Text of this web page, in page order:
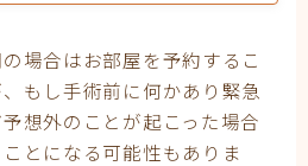
場合はお部屋を予約するこ
もし手術前に何かあり緊急
想外のことが起こった場合
とになる可能性もありま